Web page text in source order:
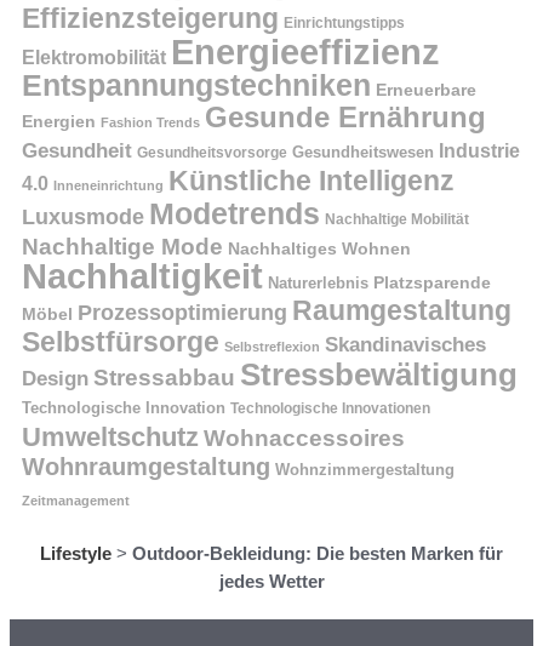
Effizienzsteigerung Einrichtungstipps
Elektromobilität Energieeffizienz
Entspannungstechniken Erneuerbare
Energien Fashion Trends Gesunde Ernährung
Gesundheit Gesundheitsvorsorge Gesundheitswesen
Industrie
4.0
Inneneinrichtung Künstliche Intelligenz
Luxusmode Modetrends Nachhaltige Mobilität
Nachhaltige Mode Nachhaltiges Wohnen
Nachhaltigkeit Naturerlebnis Platzsparende
Möbel
Prozessoptimierung Raumgestaltung
Selbstfürsorge Selbstreflexion Skandinavisches
Design Stressabbau Stressbewältigung
Technologische Innovation Technologische Innovationen
Umweltschutz Wohnaccessoires
Wohnraumgestaltung Wohnzimmergestaltung
Zeitmanagement
Lifestyle > Outdoor-Bekleidung: Die besten Marken für
jedes Wetter